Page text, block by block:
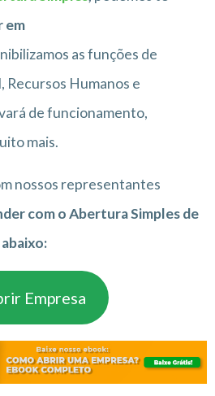
em
as funções de
Recursos Humanos e
de funcionamento,
mais.
nossos representantes
com o Abertura Simples de
Empresa